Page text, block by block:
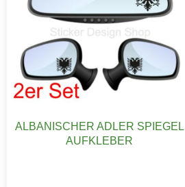
ALBANISCHER ADLER SPIEGEL
AUFKLEBER